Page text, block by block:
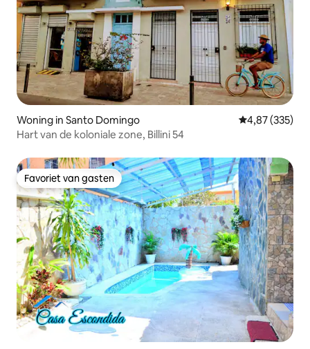
Woning in Santo Domingo Gemiddelde
4,87 (335)
Hart van de koloniale zone, Billini 54
Favoriet van gasten
Favoriet van gasten